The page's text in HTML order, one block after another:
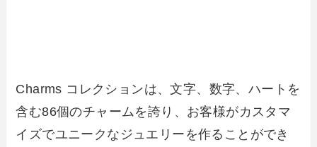
Charms コレクションは、文字、数字、ハートを
含む86個のチャームを誇り、お客様がカスタマ
イズでユニークなジュエリーを作ることができ